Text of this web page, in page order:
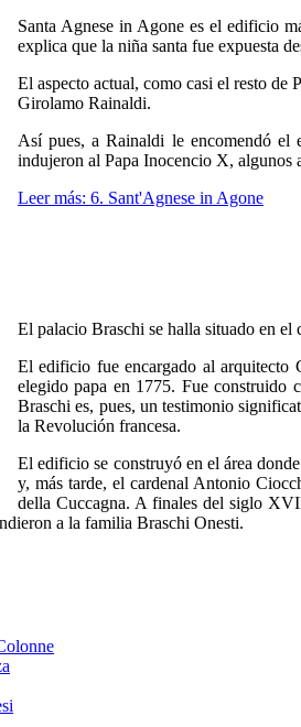
Santa Agnese in Agone es el edificio
explica que la niña santa fue expuesta
El aspecto actual, como casi el resto de
Girolamo Rainaldi.
Así pues, a Rainaldi le encomendó el
indujeron al Papa Inocencio X,
Leer más: 6. Sant'Agnese in Agone
El palacio Braschi se halla situado en
El edificio fue encargado al arquitecto
elegido papa en 1775. Fue construido
Braschi es, pues, un testimonio
la Revolución francesa.
El edificio se construyó en el área
y, más tarde, el cardenal Antonio
della Cuccagna. A finales del siglo
a la familia Braschi Onesti.